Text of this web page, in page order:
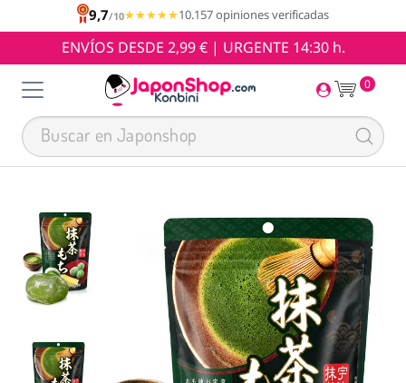
9,7/10★★★★★
★★★★★10.157 opiniones verificadas
ENVÍOS DESDE 2,99 € | URGENTE 14:30 h.
0